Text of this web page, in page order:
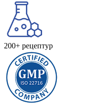
200+ рецептур